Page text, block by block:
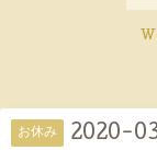
お休み 2020-